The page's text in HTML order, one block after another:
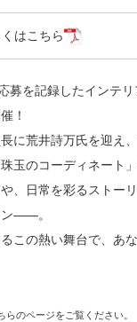
はこちら
募を記録したインテ
！
に荒井詩万氏を迎え
玉のコーディネート
、日常を彩るストー
ン――。
この熱い舞台で、あ
のページをご覧ください。